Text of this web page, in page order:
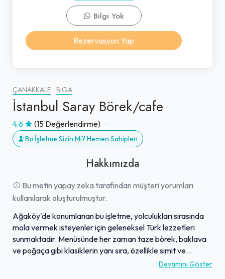
ÇANAKKALE BIGA
İstanbul Saray Börek/cafe
4.6 (15 Değerlendirme)
Bu İşletme Sizin Mi? Hemen Sahiplen
Hakkımızda
Bu metin yapay zeka tarafından müşteri yorumları
kullanılarak oluşturulmuştur.
Ağaköy'de konumlanan bu işletme, yolculukları sırasında
mola vermek isteyenler için geleneksel Türk lezzetleri
sunmaktadır. Menüsünde her zaman taze börek, baklava
ve poğaça gibi klasiklerin yanı sıra, özellikle simit ve
açmalarıyla da misafirlerden olumlu geri dönüşlerDevamını Göster
Bilgi Yok
Rezervasyon Yap